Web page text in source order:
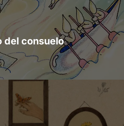
del consuelo